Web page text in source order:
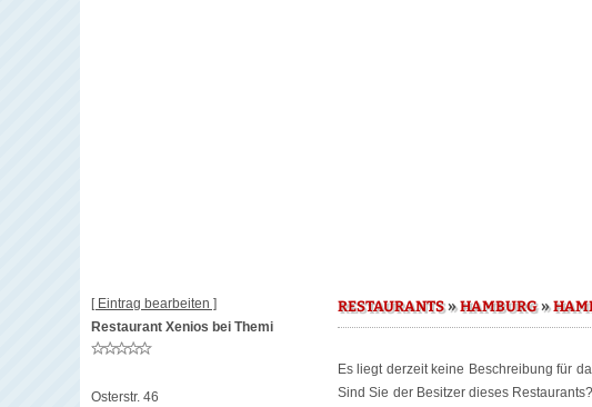
[ Eintrag bearbeiten ]
Restaurant Xenios bei Themi
Osterstr. 46
RESTAURANTS»HAMBURG»
Es liegt derzeit keine Beschreibung für
Sind Sie der Besitzer dieses